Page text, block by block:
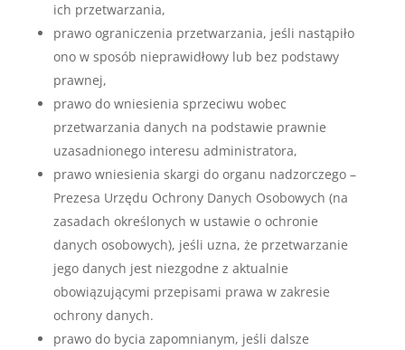
ich przetwarzania,
prawo ograniczenia przetwarzania, jeśli nastąpiło
ono w sposób nieprawidłowy lub bez podstawy
prawnej,
prawo do wniesienia sprzeciwu wobec
przetwarzania danych na podstawie prawnie
uzasadnionego interesu administratora,
prawo wniesienia skargi do organu nadzorczego –
Prezesa Urzędu Ochrony Danych Osobowych (na
zasadach określonych w ustawie o ochronie
danych osobowych), jeśli uzna, że przetwarzanie
jego danych jest niezgodne z aktualnie
obowiązującymi przepisami prawa w zakresie
ochrony danych.
prawo do bycia zapomnianym, jeśli dalsze